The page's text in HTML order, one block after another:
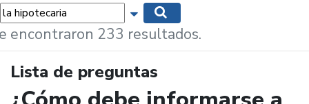
Mostrar opciones de búsqueda
encontraron 233 resultados.
Lista de preguntas